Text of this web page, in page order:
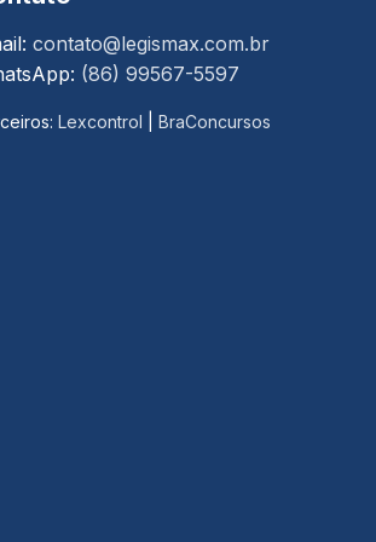
contato@legismax.com.br
(86) 99567-5597
Lexcontrol BraConcursos